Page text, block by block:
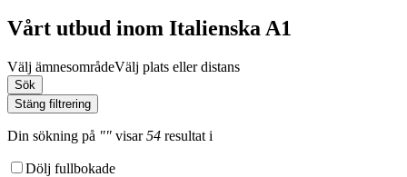
Vårt utbud inom Italienska A1
Välj ämnesområdeVälj plats eller distans
Sök
Stäng filtrering
Din sökning på "" visar54 resultat i
Dölj fullbokade